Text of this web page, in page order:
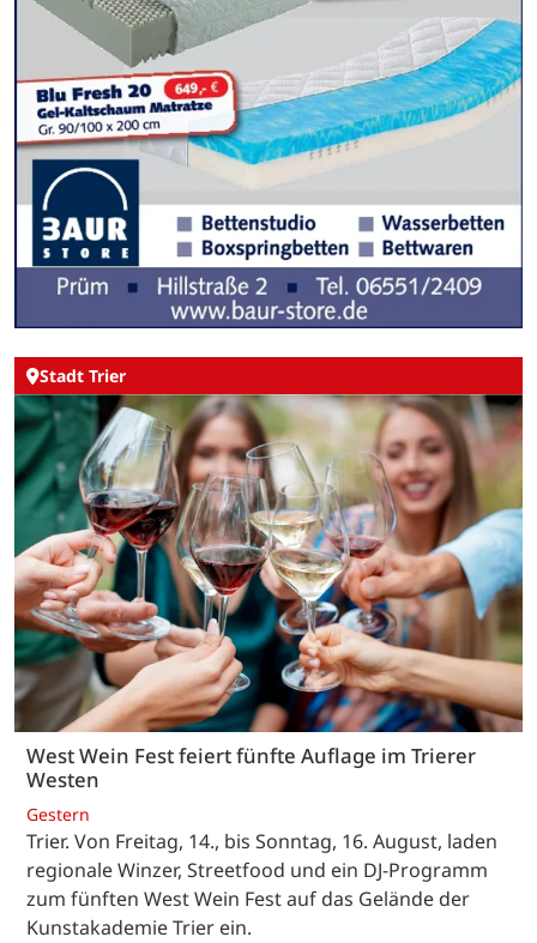
Stadt Trier
West Wein Fest feiert fünfte Auflage im Trierer
Westen
Gestern
Trier. Von Freitag, 14., bis Sonntag, 16. August, laden
regionale Winzer, Streetfood und ein DJ-Programm
zum fünften West Wein Fest auf das Gelände der
Kunstakademie Trier ein.